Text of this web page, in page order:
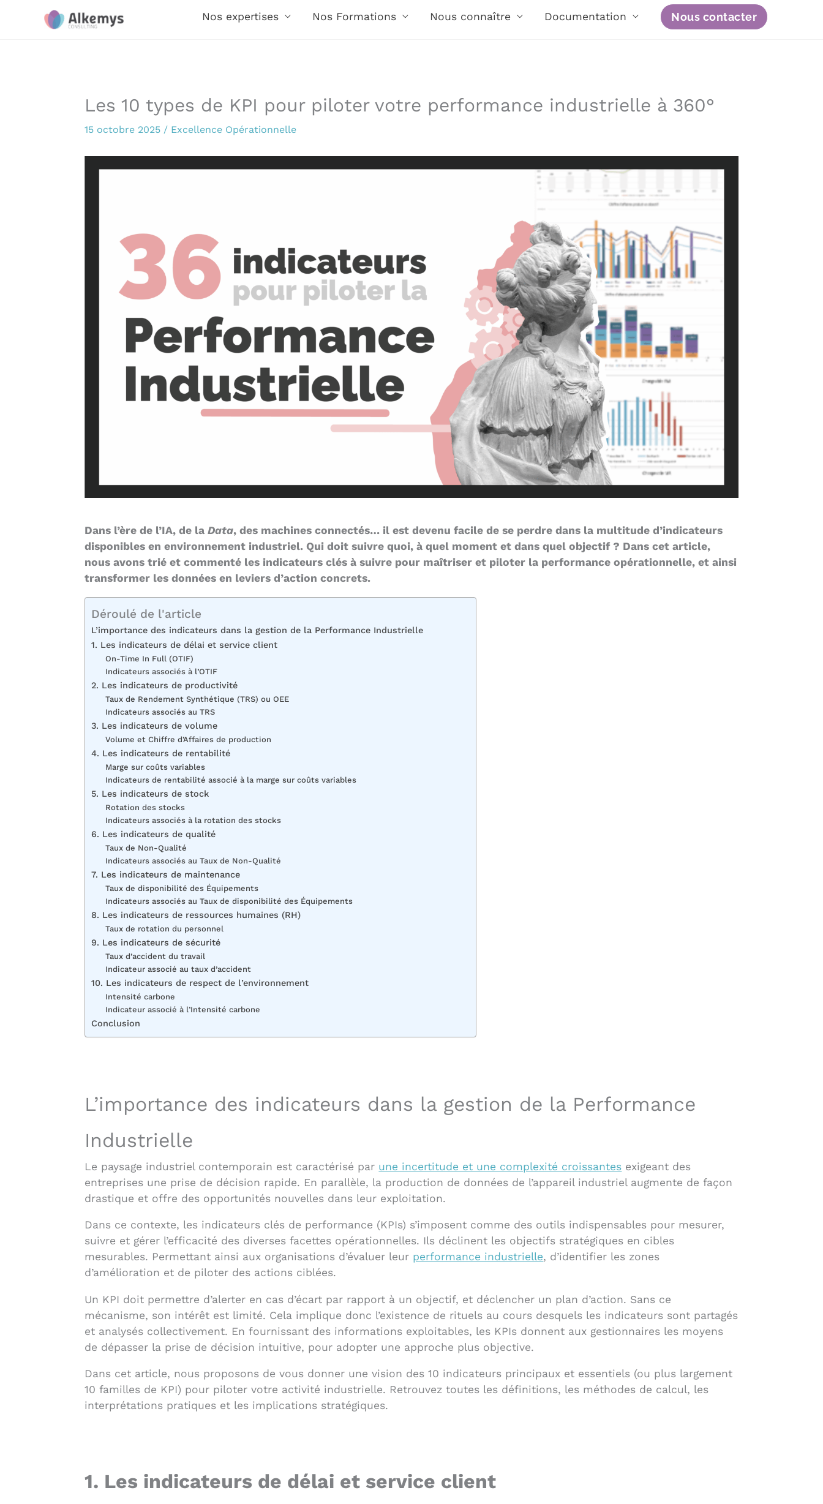
Nos expertises Nos Formations Nous connaître Documentation Nous contacter
Les 10 types de KPI pour piloter votre performance industrielle à 360°
15 octobre 2025 / Excellence Opérationnelle
Dans l’ère de l’IA, de laData, des machines connectés… il est devenu facile de se perdre dans la multitude d’indicateurs
disponibles en environnement industriel. Qui doit suivre quoi, à quel moment et dans quel objectif ? Dans cet article,
nous avons trié et commenté les indicateurs clés à suivre pour maîtriser et piloter la performance opérationnelle, et ainsi
transformer les données en leviers d’action concrets.
Déroulé de l'article
L’importance des indicateurs dans la gestion de la Performance Industrielle
1. Les indicateurs de délai et service client
On-Time In Full (OTIF)
Indicateurs associés à l’OTIF
2. Les indicateurs de productivité
Taux de Rendement Synthétique (TRS) ou OEE
Indicateurs associés au TRS
3. Les indicateurs de volume
Volume et Chiffre d’Affaires de production
4. Les indicateurs de rentabilité
Marge sur coûts variables
Indicateurs de rentabilité associé à la marge sur coûts variables
5. Les indicateurs de stock
Rotation des stocks
Indicateurs associés à la rotation des stocks
6. Les indicateurs de qualité
Taux de Non-Qualité
Indicateurs associés au Taux de Non-Qualité
7. Les indicateurs de maintenance
Taux de disponibilité des Équipements
Indicateurs associés au Taux de disponibilité des Équipements
8. Les indicateurs de ressources humaines (RH)
Taux de rotation du personnel
9. Les indicateurs de sécurité
Taux d’accident du travail
Indicateur associé au taux d’accident
10. Les indicateurs de respect de l’environnement
Intensité carbone
Indicateur associé à l’Intensité carbone
Conclusion
L’importance des indicateurs dans la gestion de la Performance
Industrielle
Le paysage industriel contemporain est caractérisé par une incertitude et une complexité croissantes exigeant des
entreprises une prise de décision rapide. En parallèle, la production de données de l’appareil industriel augmente de façon
drastique et offre des opportunités nouvelles dans leur exploitation.
Dans ce contexte, les indicateurs clés de performance (KPIs) s’imposent comme des outils indispensables pour mesurer,
suivre et gérer l’efficacité des diverses facettes opérationnelles. Ils déclinent les objectifs stratégiques en cibles
mesurables. Permettant ainsi aux organisations d’évaluer leur performance industrielle, d’identifier les zones
d’amélioration et de piloter des actions ciblées.
Un KPI doit permettre d’alerter en cas d’écart par rapport à un objectif, et déclencher un plan d’action. Sans ce
mécanisme, son intérêt est limité. Cela implique donc l’existence de rituels au cours desquels les indicateurs sont partagés
et analysés collectivement. En fournissant des informations exploitables, les KPIs donnent aux gestionnaires les moyens
de dépasser la prise de décision intuitive, pour adopter une approche plus objective.
Dans cet article, nous proposons de vous donner une vision des 10 indicateurs principaux et essentiels (ou plus largement
10 familles de KPI) pour piloter votre activité industrielle. Retrouvez toutes les définitions, les méthodes de calcul, les
interprétations pratiques et les implications stratégiques.
1. Les indicateurs de délai et service client